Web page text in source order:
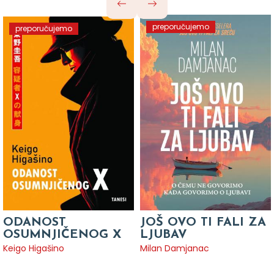
preporučujemo
ODANOST
OSUMNJIČENOG X
Keigo Higašino
preporučujemo
JOŠ OVO TI FALI ZA
LJUBAV
Milan Damjanac